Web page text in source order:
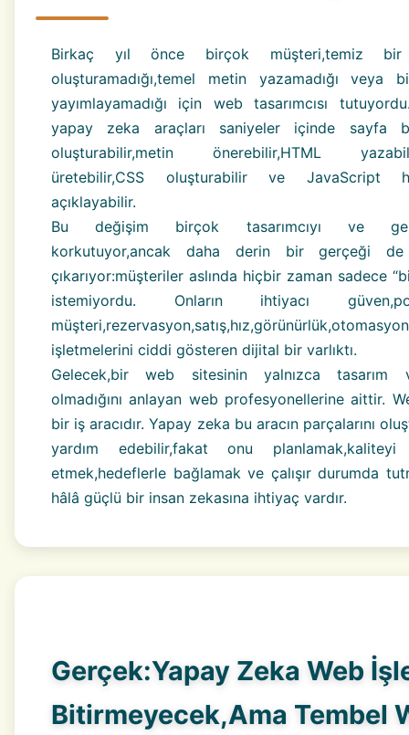
Birkaç yıl önce birçok müşteri,temiz bir
oluşturamadığı,temel metin yazamadığı veya
yayımlayamadığı için web tasarımcısı
yapay zeka araçları saniyeler içinde sayfa
oluşturabilir,metin önerebilir,HTML
üretebilir,CSS oluşturabilir ve JavaScript
açıklayabilir.
Bu değişim birçok tasarımcıyı ve
korkutuyor,ancak daha derin bir gerçeği
çıkarıyor:müşteriler aslında hiçbir zaman sadece
istemiyordu. Onların ihtiyacı
işletmelerini ciddi gösteren dijital bir varlıktı.
Gelecek,bir web sitesinin yalnızca
olmadığını anlayan web profesyonellerine aittir.
bir iş aracıdır. Yapay zeka bu aracın parçalarını
yardım edebilir,fakat onu
etmek,hedeflerle bağlamak ve çalışır durumda
hâlâ güçlü bir insan zekasına ihtiyaç vardır.
Gerçek:Yapay Zeka Web
Bitirmeyecek,Ama Tembel